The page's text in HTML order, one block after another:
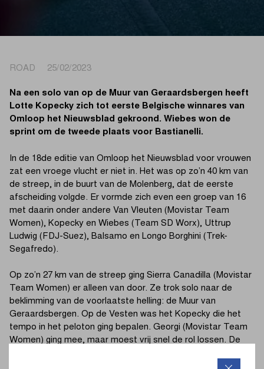
ROAD 25/02/2023
Na een solo van op de Muur van Geraardsbergen heeft
Lotte Kopecky zich tot eerste Belgische winnares van
Omloop het Nieuwsblad gekroond. Wiebes won de
sprint om de tweede plaats voor Bastianelli.
In de 18de editie van Omloop het Nieuwsblad voor vrouwen
zat een vroege vlucht er niet in. Het was op zo’n 40 km van
de streep, in de buurt van de Molenberg, dat de eerste
afscheiding volgde. Er vormde zich even een groep van 16
met daarin onder andere Van Vleuten (Movistar Team
Women), Kopecky en Wiebes (Team SD Worx), Uttrup
Ludwig (FDJ-Suez), Balsamo en Longo Borghini (Trek-
Segafredo).
Op zo’n 27 km van de streep ging Sierra Canadilla (Movistar
Team Women) er alleen van door. Ze trok solo naar de
beklimming van de voorlaatste helling: de Muur van
Geraardsbergen. Op de Vesten was het Kopecky die het
tempo in het peloton ging bepalen. Georgi (Movistar Team
Women) ging mee, maar moest vrij snel de rol lossen. De